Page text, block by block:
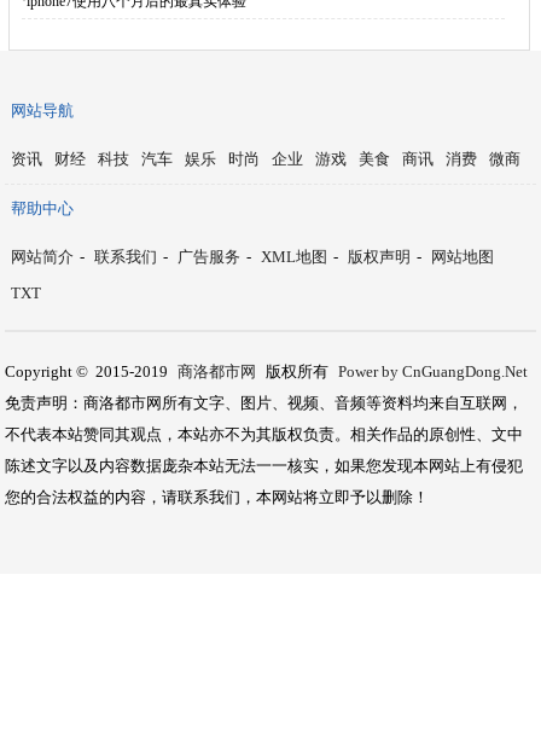
网站导航
资讯 财经 科技 汽车 娱乐 时尚 企业 游戏 美食 商讯 消费 微商
帮助中心
网站简介 - 联系我们 - 广告服务 - XML地图 - 版权声明 -
网站地图
TXT
Copyright © 2015-2019 商洛都市网 版权所有 Power by CnGuangDong.Net
免责声明：商洛都市网所有文字、图片、视频、音频等资料均来自互联网，
不代表本站赞同其观点，本站亦不为其版权负责。相关作品的原创性、文中
陈述文字以及内容数据庞杂本站无法一一核实，如果您发现本网站上有侵犯
您的合法权益的内容，请联系我们，本网站将立即予以删除！